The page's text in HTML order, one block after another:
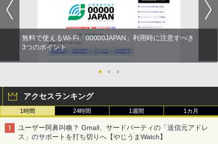
無料で使えるWi-Fi「00000JAPAN」利用時に注意すべき
3つのポイント
● ● ●
アクセスランキング
1時間 24時間 1週間 1カ月
ユーザー阿鼻叫喚？ Gmail、サードパーティの「送信元アドレ
ス」のサポートを打ち切りへ【やじうまWatch】